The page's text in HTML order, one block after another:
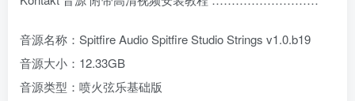
音源名称：Spitfire Audio Spitfire Studio Strings v1.0.b19
音源大小：12.33GB
音源类型：喷火弦乐基础版